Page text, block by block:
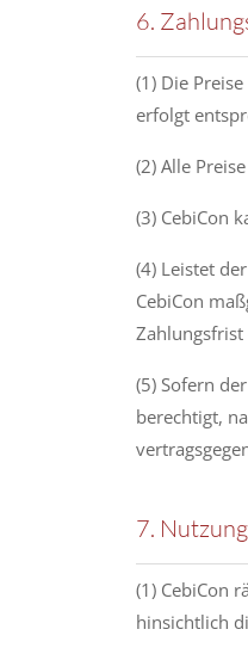
6.
(1) Die
erfolgt
(2) Alle
(3) CebiCon
(4) Leistet
CebiCon
Zahlungsfrist
(5) Sofern
berechtigt,
7.
(1) CebiCon
hinsichtlich